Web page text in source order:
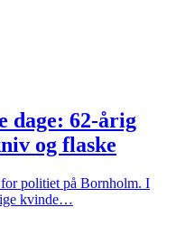
dage: 62-årig
og flaske
politiet på Bornholm. I
kvinde…